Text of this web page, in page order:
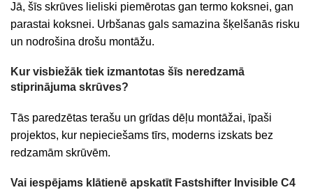
Jā, šīs skrūves lieliski piemērotas gan termo koksnei, gan
parastai koksnei. Urbšanas gals samazina šķelšanās risku
un nodrošina drošu montāžu.
Kur visbiežāk tiek izmantotas šīs neredzamā
stiprinājuma skrūves?
Tās paredzētas terašu un grīdas dēļu montāžai, īpaši
projektos, kur nepieciešams tīrs, moderns izskats bez
redzamām skrūvēm.
Vai iespējams klātienē apskatīt Fastshifter Invisible C4